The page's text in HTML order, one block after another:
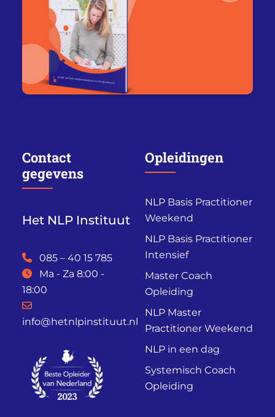
Contact
gegevens
Het NLP Instituut
085 – 40 15 785
Ma - Za 8:00 -
18:00
info@hetnlpinstituut.nl
Opleidingen
NLP Basis Practitioner
Weekend
NLP Basis Practitioner
Intensief
Master Coach
Opleiding
NLP Master
Practitioner Weekend
NLP in een dag
Systemisch Coach
Opleiding